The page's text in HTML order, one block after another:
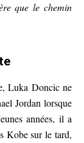
que le chemin
Luka Doncic ne
Jordan lorsque
années, il a
Kobe sur le tard,